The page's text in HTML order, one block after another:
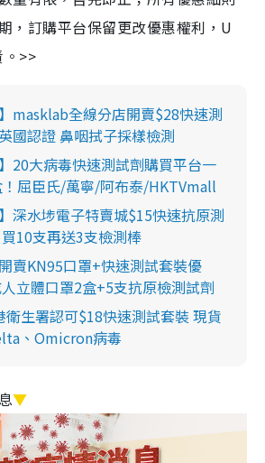
，訂購平台保留更改優惠權利，U
>>
masklab全線分店開賣$28快速測
國認證 鼻咽拭子採樣檢測
20大病毒快速測試劑購買平台一
屈臣氏/萬寧/阿布泰/HKTVmall
深水埗電子特賣城$15快速抗原測
10支再送3支檢測棒
賣KN95口罩+快速測試套裝優
立體口罩2盒+5支抗原檢測試劑
衛生署認可$18快速測試套裝 現貨
、Omicron病毒
▼